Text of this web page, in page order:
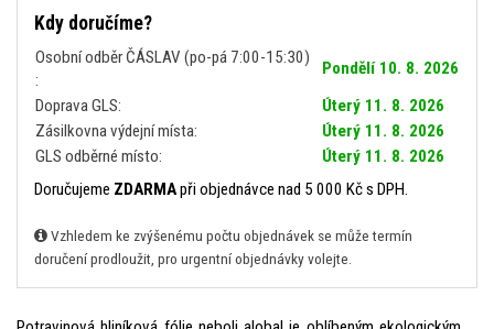
Kdy doručíme?
Osobní odběr ČÁSLAV (po-pá 7:00-15:30)
:
Pondělí 10. 8. 2026
Doprava GLS:
Úterý 11. 8. 2026
Zásilkovna výdejní místa:
Úterý 11. 8. 2026
GLS odběrné místo:
Úterý 11. 8. 2026
Doručujeme ZDARMApři objednávce nad 5 000 Kč s DPH.
Vzhledem ke zvýšenému počtu objednávek se může termín
doručení prodloužit, pro urgentní objednávky volejte.